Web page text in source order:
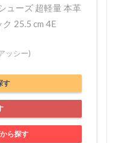
ューズ 超軽量 本革
25.5 cm 4E
ッシー)
す
ら探す